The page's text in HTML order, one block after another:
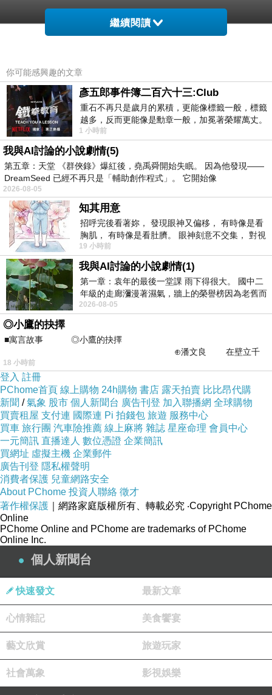
繼續閱讀
你可能感興趣的文章
彥五郎事件簿二百六十三:Club
重石不再只是歲月的累積，更能像標籤一般，標籤
越多，反而更能像是勳章一般，加冕著榮耀萬丈。
習慣一如縱容，成了再難輕輕放下的罪證
1 小時前
我與AI討論的小說劇情(5)
第五章：天堂 《群俠錄》爆紅後，堯禹舜開始失眠。 因為他發現——
DreamSeed 已經不再只是「輔助創作程式」。 它開始像
2026-08-05
知其用意
招呼完後看著妳， 發現眼神又偏移， 有時像是看
胸肌， 有時像是看肚臍。 眼神刻意不交集， 對視
視線不對齊， 讓我很難不
19 小時前
我與AI討論的小說劇情(1)
第一章：袁年的最後一堂課 雨下得很大。 國中二
年級的走廊瀰漫著濕氣，牆上的榮譽榜因為老舊而
微微捲起。 堯禹舜站在辦公室外，手
2026-08-05
◎小鷹的抉擇
■寓言故事 ◎小鷹的抉擇
⊕潘文良 在壁立千
仞的懸崖上，有一座遮天蔽
18 小時前
登入 註冊
PChome首頁 線上購物 24h購物 書店 露天拍賣 比比昂代購
新聞 /氣象 股市 個人新聞台 廣告刊登 加入聯播網 全球購物
買賣租屋 支付連 國際連 Pi 拍錢包 旅遊 服務中心
買車 旅行團 汽車險推薦 線上麻將 雜誌 星座命理 會員中心
一元簡訊 直播達人 數位憑證 企業簡訊
買網址 虛擬主機 企業郵件
廣告刊登 隱私權聲明
消費者保護 兒童網路安全
About PChome 投資人聯絡 徵才
著作權保護 ｜網路家庭版權所有、轉載必究 ‧Copyright PChome
Online
PChome Online and PChome are trademarks of PChome
Online Inc.
個人新聞台
快速發文 最新文章
心情雜記 美食饗宴
藝文欣賞 旅遊玩家
社會萬象 影視娛樂